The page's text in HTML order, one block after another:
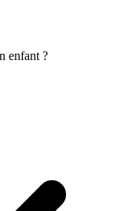
enfant ?